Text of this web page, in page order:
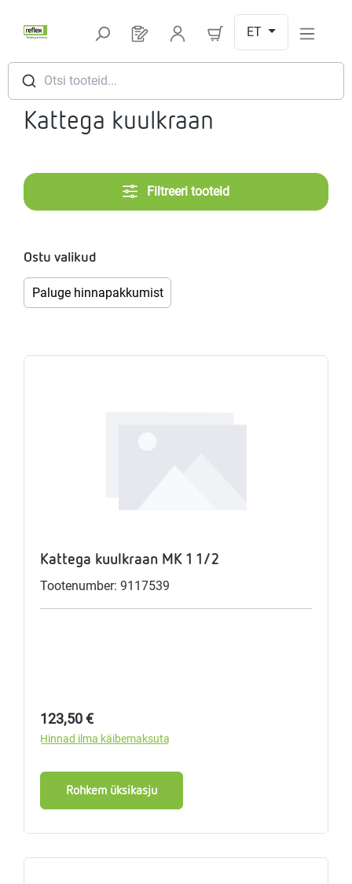
Otsi tooteid...
Sul on 0 toodet soovinimekirjas
ET
Kattega kuulkraan
Filtreeri tooteid
Ostu valikud
Paluge hinnapakkumist
Kattega kuulkraan MK 1 1/2
Tootenumber: 9117539
Tavahind:
123,50 €
Hinnad ilma käibemaksuta
Rohkem üksikasju